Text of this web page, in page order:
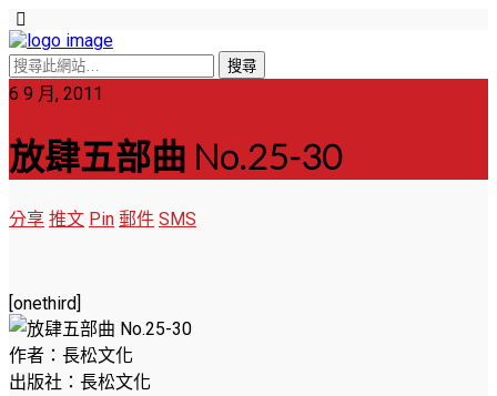
6 9 月, 2011
放肆五部曲 No.25-30
分享 推文 Pin 郵件 SMS
[onethird]
作者：長松文化
出版社：長松文化